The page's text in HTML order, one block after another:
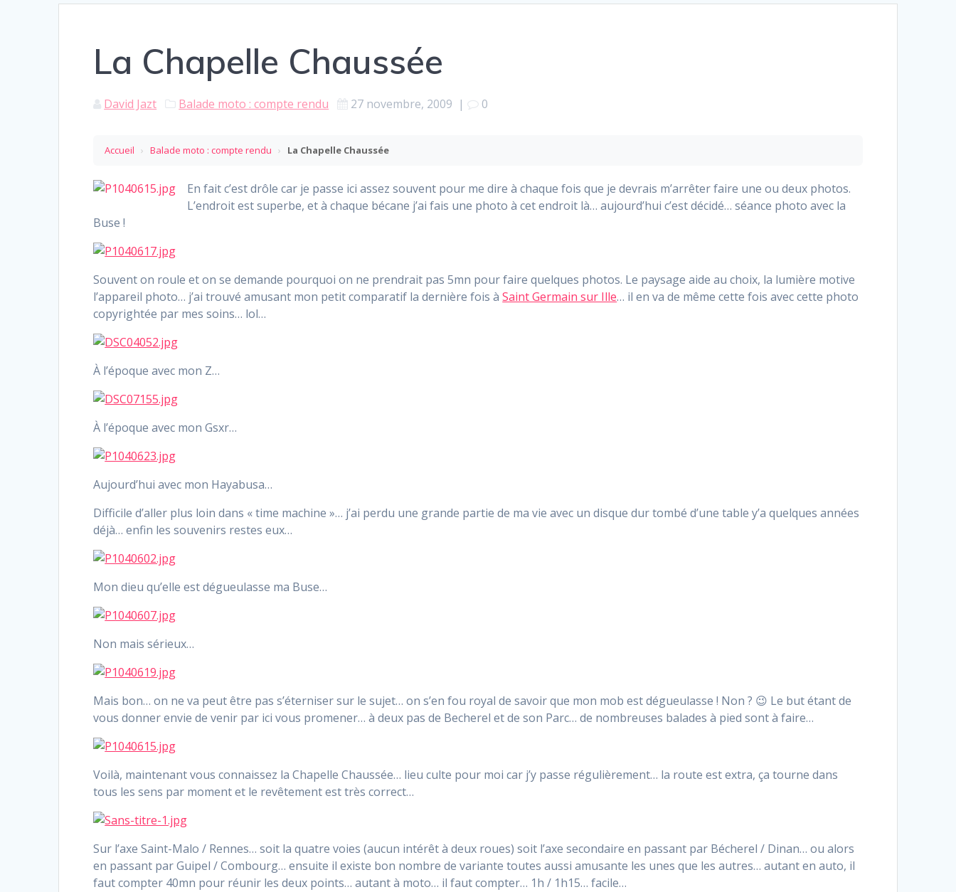
La Chapelle Chaussée
David Jazt Balade moto : compte rendu 27 novembre, 2009 | 0
Accueil › Balade moto : compte rendu › La Chapelle Chaussée
En fait c’est drôle car je passe ici assez souvent pour me dire à chaque fois que je devrais m’arrêter faire une ou deux photos.
L’endroit est superbe, et à chaque bécane j’ai fais une photo à cet endroit là… aujourd’hui c’est décidé… séance photo avec la
Buse !
Souvent on roule et on se demande pourquoi on ne prendrait pas 5mn pour faire quelques photos. Le paysage aide au choix, la lumière motive
l’appareil photo… j’ai trouvé amusant mon petit comparatif la dernière fois àSaint Germain sur Ille… il en va de même cette fois avec cette photo
copyrightée par mes soins… lol…
À l’époque avec mon Z…
À l’époque avec mon Gsxr…
Aujourd’hui avec mon Hayabusa…
Difficile d’aller plus loin dans « time machine »… j’ai perdu une grande partie de ma vie avec un disque dur tombé d’une table y’a quelques années
déjà… enfin les souvenirs restes eux…
Mon dieu qu’elle est dégueulasse ma Buse…
Non mais sérieux…
Mais bon… on ne va peut être pas s’éterniser sur le sujet… on s’en fou royal de savoir que mon mob est dégueulasse ! Non ? 😉 Le but étant de
vous donner envie de venir par ici vous promener… à deux pas de Becherel et de son Parc… de nombreuses balades à pied sont à faire…
Voilà, maintenant vous connaissez la Chapelle Chaussée… lieu culte pour moi car j’y passe régulièrement… la route est extra, ça tourne dans
tous les sens par moment et le revêtement est très correct…
Sur l’axe Saint-Malo / Rennes… soit la quatre voies (aucun intérêt à deux roues) soit l’axe secondaire en passant par Bécherel / Dinan… ou alors
en passant par Guipel / Combourg… ensuite il existe bon nombre de variante toutes aussi amusante les unes que les autres… autant en auto, il
faut compter 40mn pour réunir les deux points… autant à moto… il faut compter… 1h / 1h15… facile…